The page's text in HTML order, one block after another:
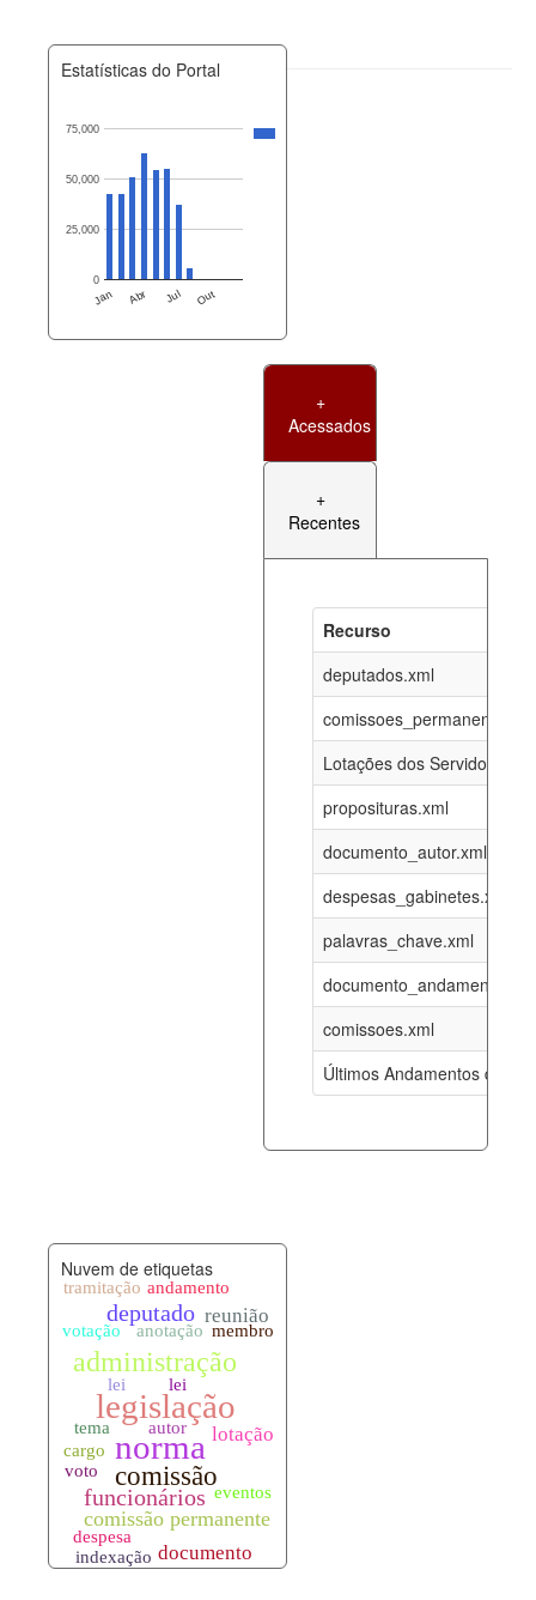
Estatísticas do Portal
Jan Abr Jul Out
0
25,000
50,000
75,000
+
Acessados
+
Recentes
Recurso
deputados.xml
Lotações dos Servidores
proposituras.xml
documento_autor.xml
despesas_gabinetes.xml
palavras_chave.xml
documento_andamento.xml
comissoes.xml
Últimos Andamentos de
documento_andamento_atual.xml
07-08-
funcionarios_lotacoes.xml
funcionarios_cargos.xml 12-05-
07-08-
documento_andamento.xml 07-08-
palavras_chave.xml 07-08-
legislacao_norma_anotacoes.xml
Nuvem de etiquetas